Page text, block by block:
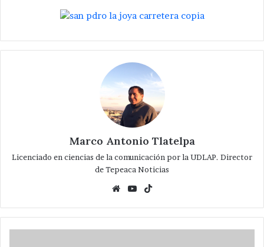
Marco Antonio Tlatelpa
Licenciado en ciencias de la comunicación por la UDLAP. Director
de Tepeaca Noticias
WebsiteYouTube